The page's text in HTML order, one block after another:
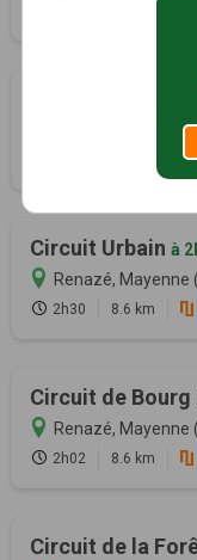
Circuit de la
Renazé, Mayenne
Circuit Urbain à
Renazé, Mayenne
2h30 8.6 km
Circuit de Bourg
Renazé, Mayenne
2h02 8.6 km
Circuit de la